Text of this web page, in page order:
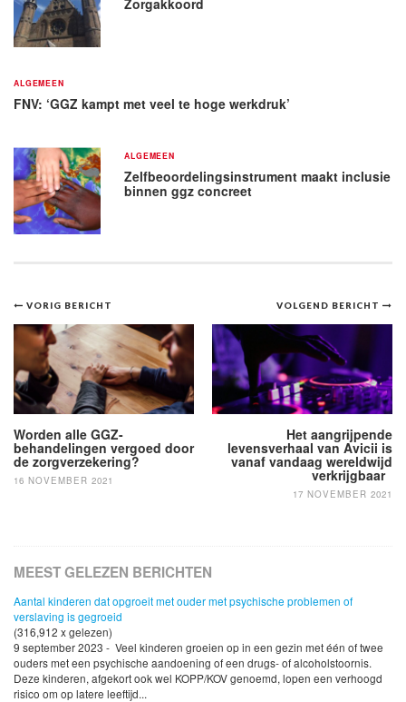
ALGEMEEN
FNV: ‘GGZ kampt met veel te hoge werkdruk’
ALGEMEEN
Zelfbeoordelingsinstrument maakt inclusie
binnen ggz concreet
Bericht
navigatie
VOLGEND BERICHT
Het aangrijpende
levensverhaal van Avicii is
vanaf vandaag wereldwijd
verkrijgbaar
17 NOVEMBER 2021
VORIG BERICHT
Worden alle GGZ-
behandelingen vergoed door
de zorgverzekering?
16 NOVEMBER 2021
MEEST GELEZEN BERICHTEN
Aantal kinderen dat opgroeit met ouder met psychische problemen of
verslaving is gegroeid
(316,912 x gelezen)
9 september 2023 - Veel kinderen groeien op in een gezin met één of twee
ouders met een psychische aandoening of een drugs- of alcoholstoornis.
Deze kinderen, afgekort ook wel KOPP/KOV genoemd, lopen een verhoogd
risico om op latere leeftijd...